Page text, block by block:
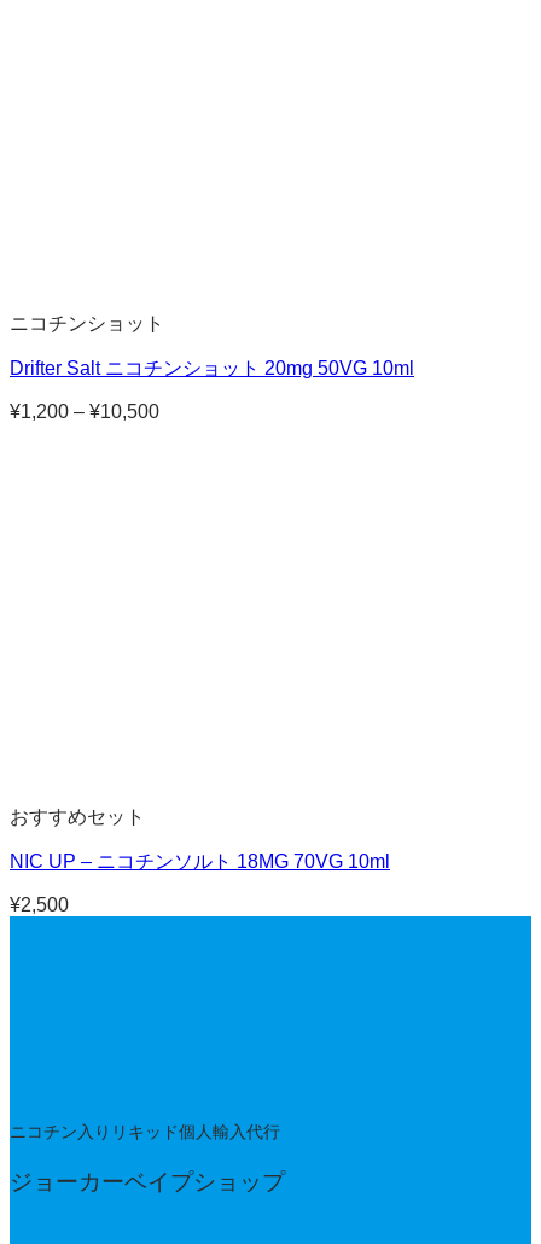
ニコチンショット
Drifter Salt ニコチンショット 20mg 50VG 10ml
¥1,200 – ¥10,500価
おすすめセット
NIC UP – ニコチンソルト 18MG 70VG 10ml
¥2,500
ニコチン入りリキッド個人輸入代行
ジョーカーベイプショップ